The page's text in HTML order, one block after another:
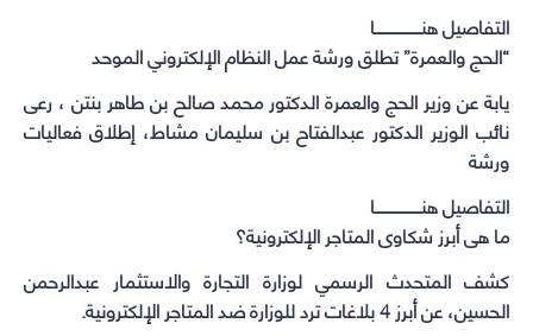
التفاصيل هنـــــــــــــــــــا
“الحج والعمرة” تطلق ورشة عمل النظام الإلكتروني الموحد
يابة عن وزير الحج والعمرة الدكتور محمد صالح بن طاهر بنتن ، رعى
نائب الوزير الدكتور عبدالفتاح بن سليمان مشاط، إطلاق فعاليات
ورشة
التفاصيل هنـــــــــــــــــــا
ما هى أبرز شكاوى المتاجر الإلكترونية؟
كشف المتحدث الرسمي لوزارة التجارة والاستثمار عبدالرحمن
الحسين، عن ‏‫أبرز 4 بلاغات ترد للوزارة ضد المتاجر الإلكترونية.